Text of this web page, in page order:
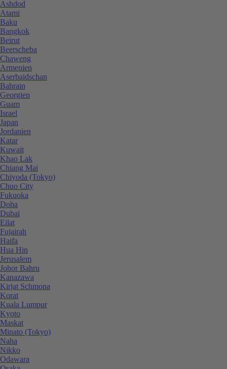
Ashdod
Atami
Baku
Bangkok
Beirut
Beerscheba
Chaweng
Armenien
Aserbaidschan
Bahrain
Georgien
Guam
Israel
Japan
Jordanien
Katar
Kuwait
Khao Lak
Chiang Mai
Chiyoda (Tokyo)
Chuo City
Fukuoka
Doha
Dubai
Eilat
Fujairah
Haifa
Hua Hin
Jerusalem
Johor Bahru
Kanazawa
Kirjat Schmona
Korat
Kuala Lumpur
Kyoto
Maskat
Minato (Tokyo)
Naha
Nikko
Odawara